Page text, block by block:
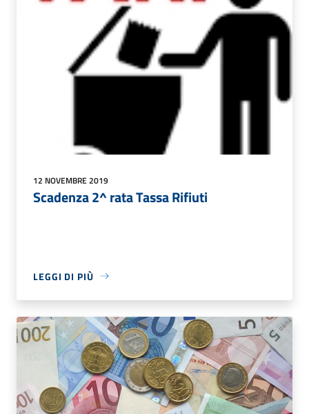
12 NOVEMBRE 2019
Scadenza 2^ rata Tassa Rifiuti
LEGGI DI PIÙ